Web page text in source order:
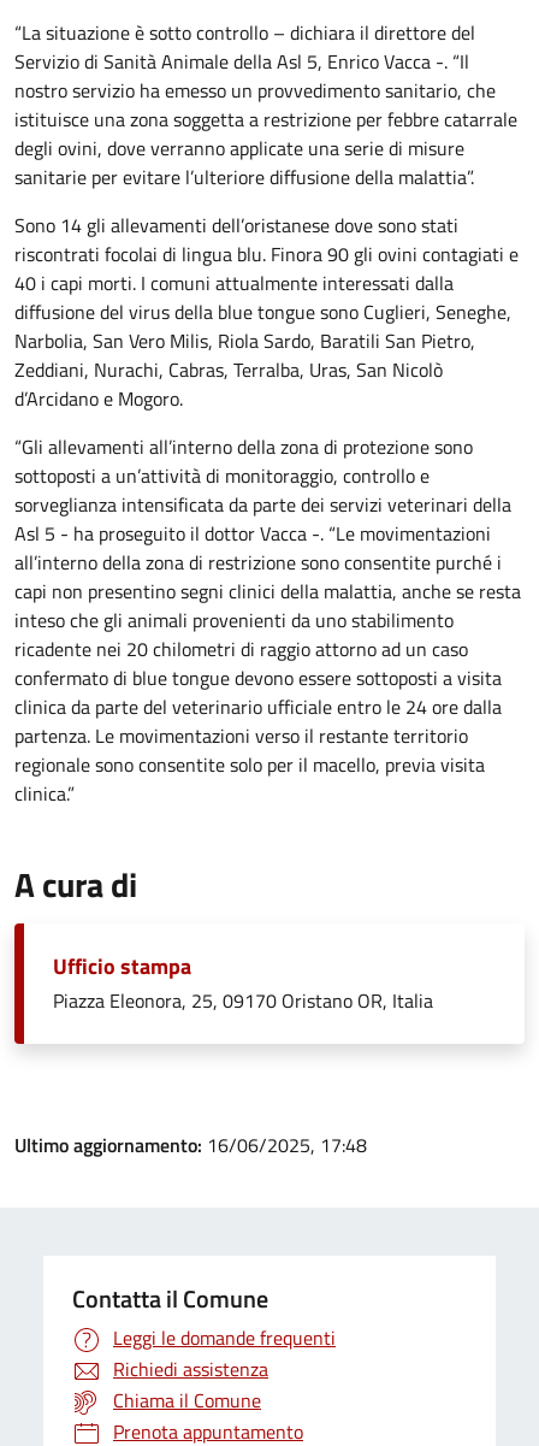
“La situazione è sotto controllo – dichiara il direttore del
Servizio di Sanità Animale della Asl 5, Enrico Vacca -. “Il
nostro servizio ha emesso un provvedimento sanitario, che
istituisce una zona soggetta a restrizione per febbre catarrale
degli ovini, dove verranno applicate una serie di misure
sanitarie per evitare l’ulteriore diffusione della malattia”.
Sono 14 gli allevamenti dell’oristanese dove sono stati
riscontrati focolai di lingua blu. Finora 90 gli ovini contagiati e
40 i capi morti. I comuni attualmente interessati dalla
diffusione del virus della blue tongue sono Cuglieri, Seneghe,
Narbolia, San Vero Milis, Riola Sardo, Baratili San Pietro,
Zeddiani, Nurachi, Cabras, Terralba, Uras, San Nicolò
d’Arcidano e Mogoro.
“Gli allevamenti all’interno della zona di protezione sono
sottoposti a un’attività di monitoraggio, controllo e
sorveglianza intensificata da parte dei servizi veterinari della
Asl 5 - ha proseguito il dottor Vacca -. “Le movimentazioni
all’interno della zona di restrizione sono consentite purché i
capi non presentino segni clinici della malattia, anche se resta
inteso che gli animali provenienti da uno stabilimento
ricadente nei 20 chilometri di raggio attorno ad un caso
confermato di blue tongue devono essere sottoposti a visita
clinica da parte del veterinario ufficiale entro le 24 ore dalla
partenza. Le movimentazioni verso il restante territorio
regionale sono consentite solo per il macello, previa visita
clinica.”
A cura di
Ufficio stampa
Piazza Eleonora, 25, 09170 Oristano OR, Italia
Ultimo aggiornamento: 16/06/2025, 17:48
Contatta il Comune
Leggi le domande frequenti
Richiedi assistenza
Chiama il Comune
Prenota appuntamento